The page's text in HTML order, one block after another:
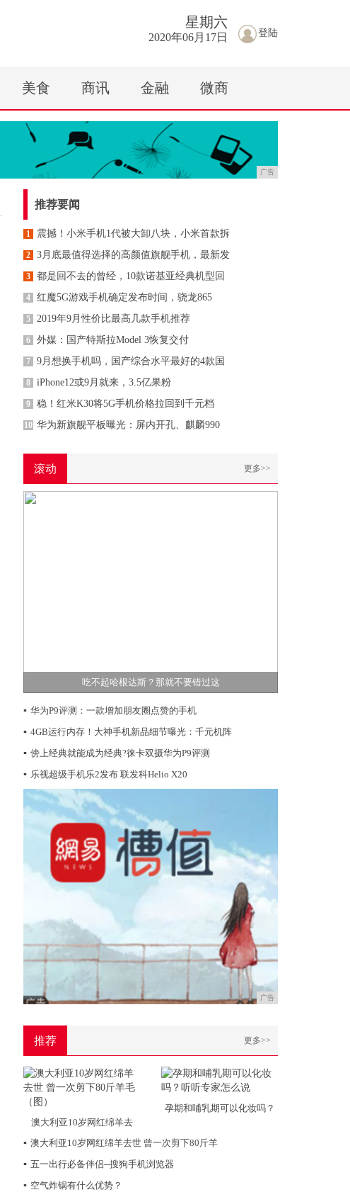
登陆
星期六
2020年06月17日
美食 商讯 金融 微商
广告
推荐要闻
1 震撼！小米手机1代被大卸八块，小米首款拆
2 3月底最值得选择的高颜值旗舰手机，最新发
3 都是回不去的曾经，10款诺基亚经典机型回
4 红魔5G游戏手机确定发布时间，骁龙865
5 2019年9月性价比最高几款手机推荐
6 外媒：国产特斯拉Model 3恢复交付
7 9月想换手机吗，国产综合水平最好的4款国
8 iPhone12或9月就来，3.5亿果粉
9 稳！红米K30将5G手机价格拉回到千元档
10 华为新旗舰平板曝光：屏内开孔、麒麟990
滚动 更多>>
吃不起哈根达斯？那就不要错过这
▪ 华为P9评测：一款增加朋友圈点赞的手机
▪ 4GB运行内存！大神手机新品细节曝光：千元机阵
▪ 傍上经典就能成为经典?徕卡双摄华为P9评测
▪ 乐视超级手机乐2发布 联发科Helio X20
广告
推荐 更多>>
澳大利亚10岁网红绵羊去
孕期和哺乳期可以化妆吗？
▪ 澳大利亚10岁网红绵羊去世 曾一次剪下80斤羊
▪ 五一出行必备伴侣--搜狗手机浏览器
▪ 空气炸锅有什么优势？